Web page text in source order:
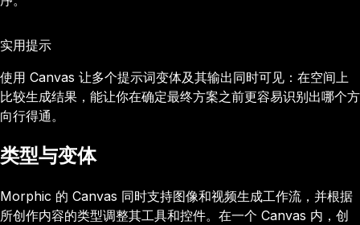
实用提示
使用 Canvas 让多个提示词变体及其输出同时可见：在空间上
比较生成结果，能让你在确定最终方案之前更容易识别出哪个方
向行得通。
类型与变体
Morphic 的 Canvas 同时支持图像和视频生成工作流，并根据
所创作内容的类型调整其工具和控件。在一个 Canvas 内，创